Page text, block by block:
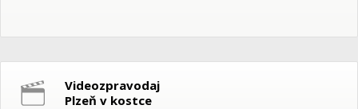
Videozpravodaj
Plzeň v kostce